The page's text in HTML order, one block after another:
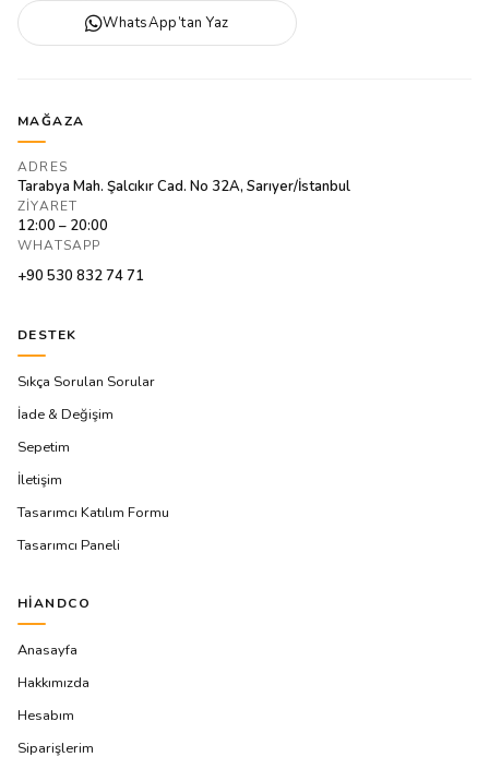
WhatsApp’tan Yaz
MAĞAZA
ADRES
Tarabya Mah. Şalcıkır Cad. No 32A, Sarıyer/İstanbul
ZIYARET
12:00 – 20:00
WHATSAPP
+90 530 832 74 71
DESTEK
Sıkça Sorulan Sorular
İade & Değişim
Sepetim
İletişim
Tasarımcı Katılım Formu
Tasarımcı Paneli
HIANDCO
Anasayfa
Hakkımızda
Hesabım
Siparişlerim